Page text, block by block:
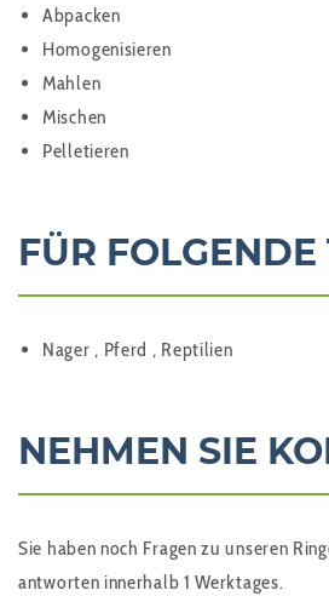
Abpacken
Homogenisieren
Mahlen
Mischen
Pelletieren
FÜR
Nager , Pferd , Reptilien
NEHMEN SIE
Sie haben noch Fragen zu unseren
antworten innerhalb 1 Werktages.